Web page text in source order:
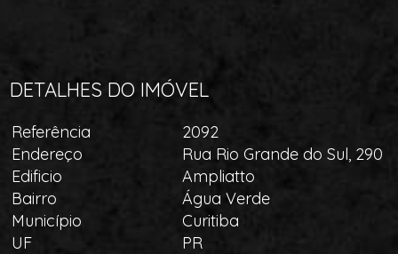
DETALHES DO IMÓVEL
Referência
2092
Endereço
Rua Rio Grande do Sul, 290
Edificio
Ampliatto
Bairro
Água Verde
Município
Curitiba
UF
PR